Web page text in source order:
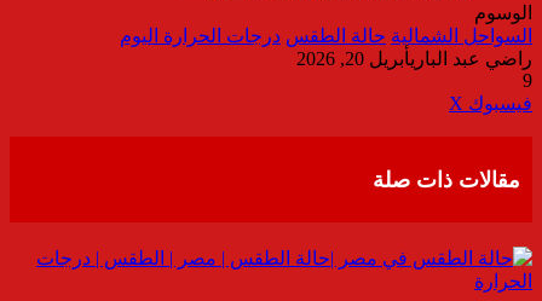
الوسوم
السواحل الشمالية حالة الطقس درجات الحرارة اليوم
راضي عبد الباريأبريل 20, 2026
9
فيسبوك ‫X
مقالات ذات صلة